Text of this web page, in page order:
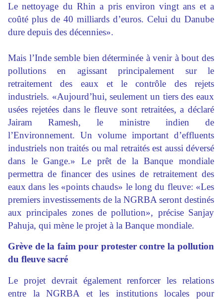
Le nettoyage du Rhin a pris environ vingt ans et a
coûté plus de 40 milliards d’euros. Celui du Danube
dure depuis des décennies».
Mais l’Inde semble bien déterminée à venir à bout des
pollutions en agissant principalement sur le
retraitement des eaux et le contrôle des rejets
industriels. «Aujourd’hui, seulement un tiers des eaux
usées rejetées dans le fleuve sont retraitées, a déclaré
Jairam Ramesh, le ministre indien de
l’Environnement. Un volume important d’effluents
industriels non traités ou mal retraités est aussi déversé
dans le Gange.» Le prêt de la Banque mondiale
permettra de financer des usines de retraitement des
eaux dans les «points chauds» le long du fleuve: «Les
premiers investissements de la NGRBA seront destinés
aux principales zones de pollution», précise Sanjay
Pahuja, qui mène le projet à la Banque mondiale.
Grève de la faim pour protester contre la pollution
du fleuve sacré
Le projet devrait également renforcer les relations
entre la NGRBA et les institutions locales pour